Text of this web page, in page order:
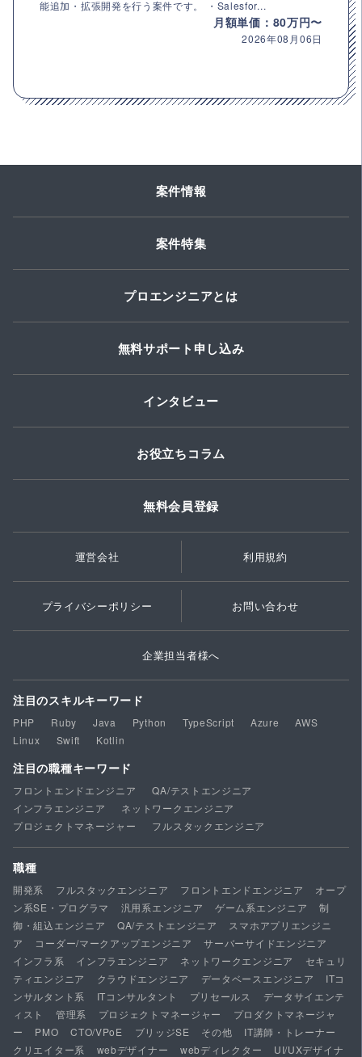
能追加・拡張開発を行う案件です。 ・Salesfor...
月額単価：80万円〜
2026年08月06日
案件情報
案件特集
プロエンジニアとは
無料サポート申し込み
インタビュー
お役立ちコラム
無料会員登録
運営会社 利用規約
プライバシーポリシー お問い合わせ
企業担当者様へ
注目のスキルキーワード
PHP Ruby Java Python TypeScript Azure
AWS
Linux
Swift Kotlin
注目の職種キーワード
フロントエンドエンジニア
QA/テストエンジニア
インフラエンジニア
ネットワークエンジニア
プロジェクトマネージャー
フルスタックエンジニア
職種
開発系 フルスタックエンジニア フロントエンドエンジニア
オープ
ン系SE・プログラマ
汎用系エンジニア ゲーム系エンジニア
制
御・組込エンジニア
QA/テストエンジニア
スマホアプリエンジニ
ア
コーダー/マークアップエンジニア
サーバーサイドエンジニア
インフラ系
インフラエンジニア ネットワークエンジニア
セキュリ
ティエンジニア
クラウドエンジニア データベースエンジニア
ITコ
ンサルタント系
ITコンサルタント プリセールス
データサイエンテ
ィスト
管理系 プロジェクトマネージャー
プロダクトマネージャ
ー
PMO CTO/VPoE ブリッジSE その他
IT講師・トレーナー
クリエイター系
webデザイナー webディレクター
UI/UXデザイナ